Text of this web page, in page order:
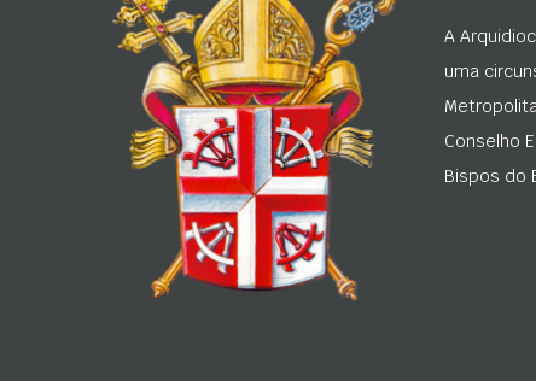
A
uma
Conselho
Bispos do